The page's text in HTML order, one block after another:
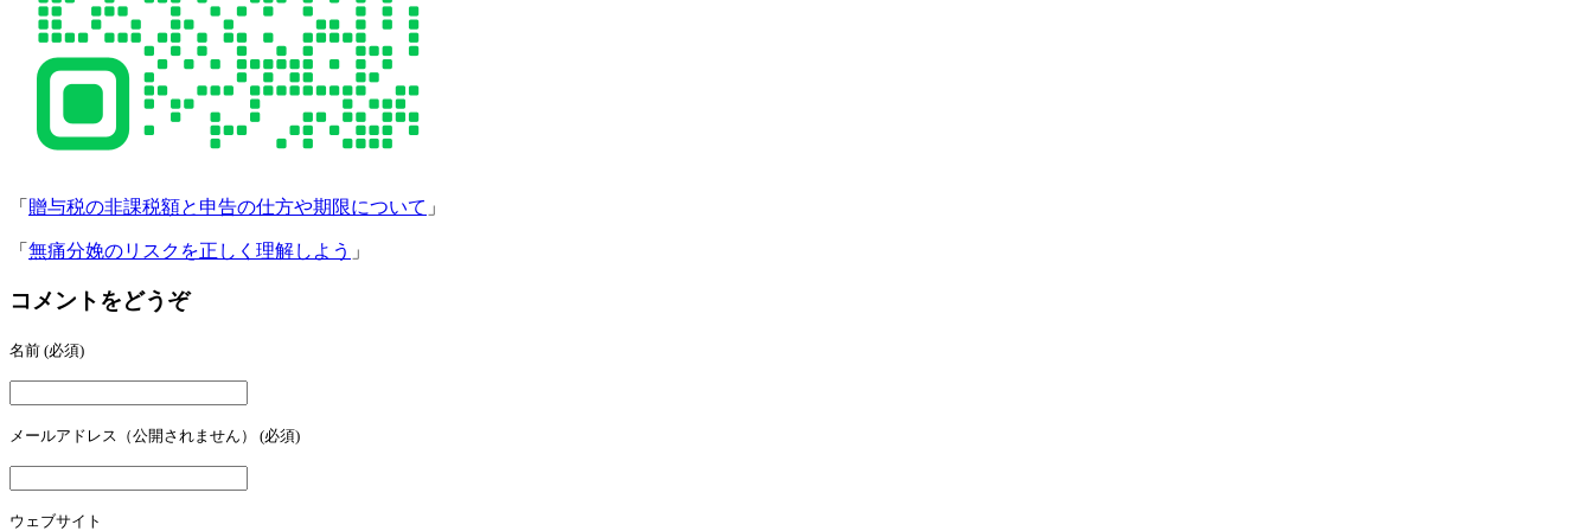
「 贈与税の非課税額と申告の仕方や期限について 」
「 無痛分娩のリスクを正しく理解しよう 」
コメントをどうぞ
名前 (必須)
メールアドレス（公開されません） (必須)
ウェブサイト